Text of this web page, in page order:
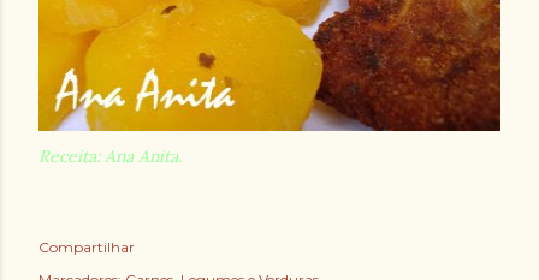
Receita: Ana Anita.
Compartilhar